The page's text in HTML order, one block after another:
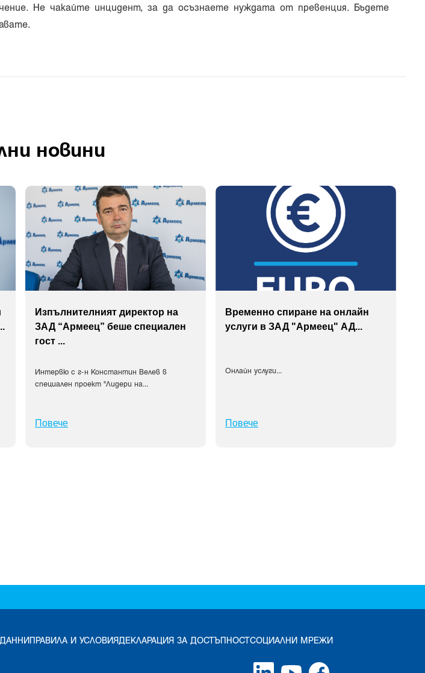
Не чакайте инцидент, за да осъзнаете нуждата от превенция. Бъдете
новини
Изпълнителният директор на
ЗАД “Армеец” беше специален
гост ...
Интервю с г-н Константин Велев в
специален проект "Лидери на...
Повече
Временно спиране на онлайн
услуги в ЗАД "Армеец" АД...
Онлайн услуги...
Повече
ПРАВИЛА И УСЛОВИЯДЕКЛАРАЦИЯ ЗА ДОСТЪПНОСТ СОЦИАЛНИ МРЕЖИ